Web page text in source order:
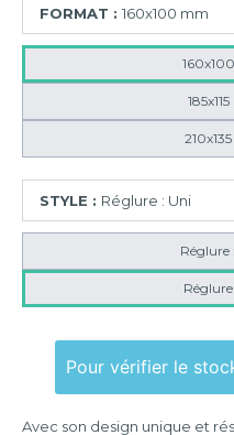
FORMAT : 160x100 mm
STYLE : Réglure : Uni
Réglure
Avec son design unique et